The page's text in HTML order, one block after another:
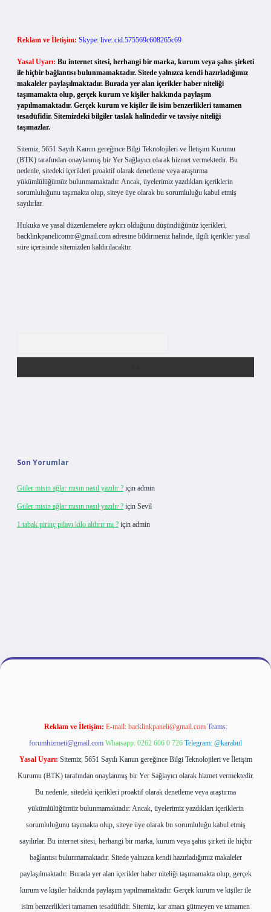
Reklam ve İletişim: Skype: live:.cid.575569c608265c69
Yasal Uyarı: Bu internet sitesi, herhangi bir marka, kurum veya şahıs şirketi
ile hiçbir bağlantısı bulunmamaktadır. Sitede yalnızca kendi hazırladığımız
makaleler paylaşılmaktadır. Burada yer alan içerikler haber niteliği
taşımamakta olup, gerçek kurum ve kişiler hakkında paylaşım
yapılmamaktadır. Gerçek kurum ve kişiler ile isim benzerlikleri tamamen
tesadüfidir. Sitemizdeki bilgiler taslak halindedir ve tavsiye niteliği
taşımazlar.
Sitemiz, 5651 Sayılı Kanun gereğince Bilgi Teknolojileri ve İletişim Kurumu
(BTK) tarafından onaylanmış bir Yer Sağlayıcı olarak hizmet vermektedir. Bu
nedenle, sitedeki içerikleri proaktif olarak denetleme veya araştırma
yükümlülüğümüz bulunmamaktadır. Ancak, üyelerimiz yazdıkları içeriklerin
sorumluluğunu taşımakta olup, siteye üye olarak bu sorumluluğu kabul etmiş
sayılırlar.
Hukuka ve yasal düzenlemelere aykırı olduğunu düşündüğünüz içerikleri,
backlinkpanelicomtr@gmail.com adresine bildirmeniz halinde, ilgili içerikler yasal
süre içerisinde sitemizden kaldırılacaktır.
Son Yorumlar
Güler misin ağlar mısın nasıl yazılır ? için admin
Güler misin ağlar mısın nasıl yazılır ? için Sevil
1 tabak pirinç pilavı kilo aldırır mı ? için admin
Reklam ve İletişim: E-mail: backlinkpaneli@gmail.com Teams:
forumhizmeti@gmail.com Whatsapp: 0262 606 0 726 Telegram: @karabul
Yasal Uyarı: Sitemiz, 5651 Sayılı Kanun gereğince Bilgi Teknolojileri ve İletişim
Kurumu (BTK) tarafından onaylanmış bir Yer Sağlayıcı olarak hizmet vermektedir.
Bu nedenle, sitedeki içerikleri proaktif olarak denetleme veya araştırma
yükümlülüğümüz bulunmamaktadır. Ancak, üyelerimiz yazdıkları içeriklerin
sorumluluğunu taşımakta olup, siteye üye olarak bu sorumluluğu kabul etmiş
sayılırlar. Bu internet sitesi, herhangi bir marka, kurum veya şahıs şirketi ile hiçbir
bağlantısı bulunmamaktadır. Sitede yalnızca kendi hazırladığımız makaleler
paylaşılmaktadır. Burada yer alan içerikler haber niteliği taşımamakta olup, gerçek
kurum ve kişiler hakkında paylaşım yapılmamaktadır. Gerçek kurum ve kişiler ile
isim benzerlikleri tamamen tesadüfidir. Sitemiz, kar amacı gütmeyen ve tamamen